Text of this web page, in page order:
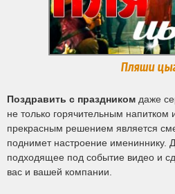
Пляши
Поздравить с праздником даже
не только горячительным
прекрасным решением является
поднимет настроение имениннику.
подходящее под событие видео и
вас и вашей компании.